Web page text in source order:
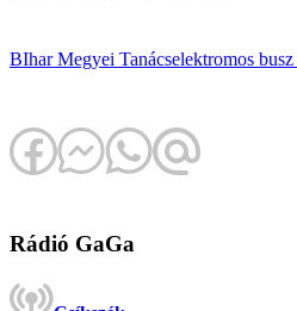
BIhar Megyei Tanácselektromos busz
Rádió GaGa